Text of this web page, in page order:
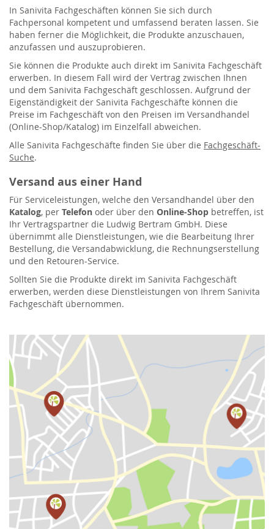
In Sanivita Fachgeschäften können Sie sich durch
Fachpersonal kompetent und umfassend beraten lassen. Sie
haben ferner die Möglichkeit, die Produkte anzuschauen,
anzufassen und auszuprobieren.
Sie können die Produkte auch direkt im Sanivita Fachgeschäft
erwerben. In diesem Fall wird der Vertrag zwischen Ihnen
und dem Sanivita Fachgeschäft geschlossen. Aufgrund der
Eigenständigkeit der Sanivita Fachgeschäfte können die
Preise im Fachgeschäft von den Preisen im Versandhandel
(Online-Shop/Katalog) im Einzelfall abweichen.
Alle Sanivita Fachgeschäfte finden Sie über die Fachgeschäft-
Suche.
Versand aus einer Hand
Für Serviceleistungen, welche den Versandhandel über den
Katalog, per Telefon oder über den Online-Shop betreffen, ist
Ihr Vertragspartner die Ludwig Bertram GmbH. Diese
übernimmt alle Dienstleistungen, wie die Bearbeitung Ihrer
Bestellung, die Versandabwicklung, die Rechnungserstellung
und den Retouren-Service.
Sollten Sie die Produkte direkt im Sanivita Fachgeschäft
erwerben, werden diese Dienstleistungen von Ihrem Sanivita
Fachgeschäft übernommen.